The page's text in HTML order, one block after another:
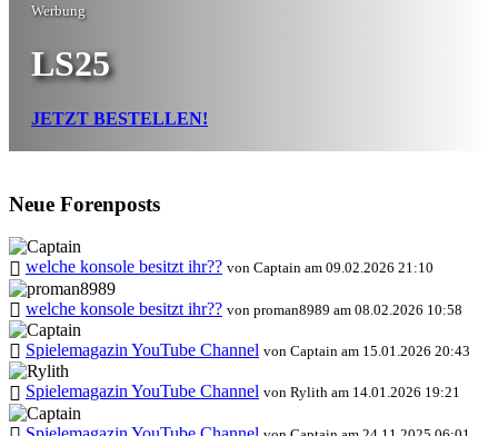
Werbung
LS25
JETZT BESTELLEN!
Neue Forenposts
welche konsole besitzt ihr?? von Captain am 09.02.2026 21:10
welche konsole besitzt ihr?? von proman8989 am 08.02.2026 10:58
Spielemagazin YouTube Channel von Captain am 15.01.2026 20:43
Spielemagazin YouTube Channel von Rylith am 14.01.2026 19:21